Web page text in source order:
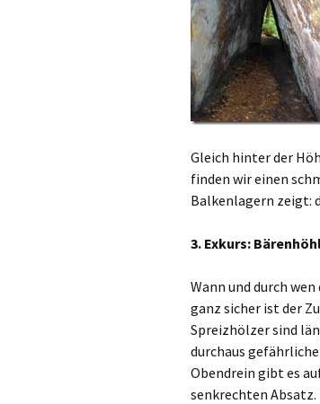
Gleich hinter der
finden wir einen
Balkenlagern zeigt:
3. Exkurs:
Wann und durch
ganz sicher ist der
Spreizhölzer sind
durchaus
Obendrein gibt es
senkrechten Absatz.